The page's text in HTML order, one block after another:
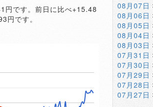
円です。前日に比べ+15.48
円です。
08月07日
08月06日
08月05日
08月04日
08月03日
07月31日
07月30日
07月29日
07月28日
07月27日